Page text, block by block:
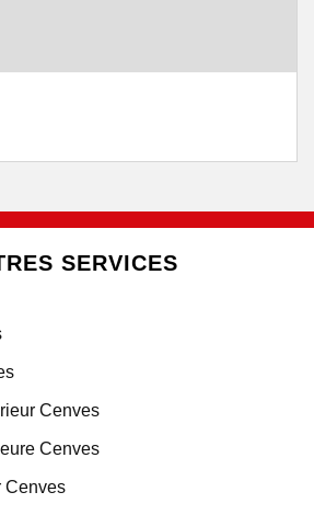
SERVICES
Cenves
Cenves
Cenves